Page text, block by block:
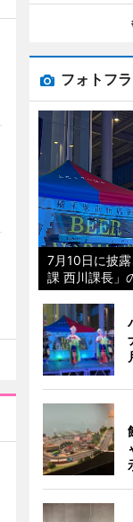
フォトフ
7月10日に披
課 西川課長」